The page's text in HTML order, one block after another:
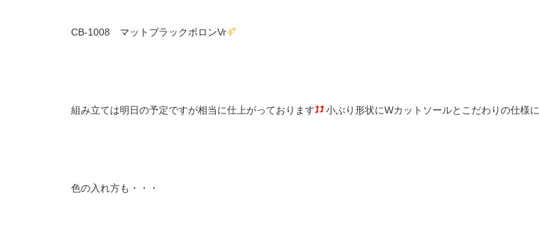
CB-1008 マットブラックボロンVr
組み立ては明日の予定ですが相当に仕上がっております 小ぶり形状にWカットソールとこだわりの仕様に
色の入れ方も・・・